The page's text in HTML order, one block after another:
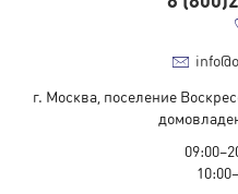
г. Москва, поселение